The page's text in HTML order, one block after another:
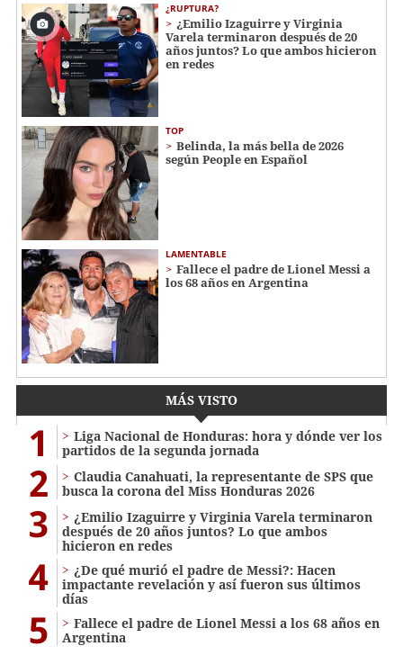
¿RUPTURA?
¿Emilio Izaguirre y Virginia
Varela terminaron después de 20
años juntos? Lo que ambos hicieron
en redes
TOP
Belinda, la más bella de 2026
según People en Español
LAMENTABLE
Fallece el padre de Lionel Messi a
los 68 años en Argentina
MÁS VISTO
1
Liga Nacional de Honduras: hora y dónde ver los
partidos de la segunda jornada
2
Claudia Canahuati, la representante de SPS que
busca la corona del Miss Honduras 2026
3
¿Emilio Izaguirre y Virginia Varela terminaron
después de 20 años juntos? Lo que ambos
hicieron en redes
4
¿De qué murió el padre de Messi?: Hacen
impactante revelación y así fueron sus últimos
días
5
Fallece el padre de Lionel Messi a los 68 años en
Argentina